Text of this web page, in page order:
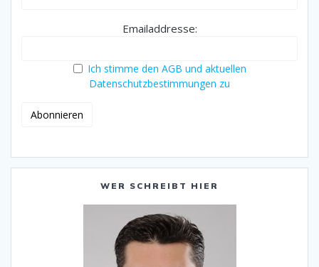
Emailaddresse:
Ich stimme den AGB und aktuellen
Datenschutzbestimmungen zu
WER SCHREIBT HIER